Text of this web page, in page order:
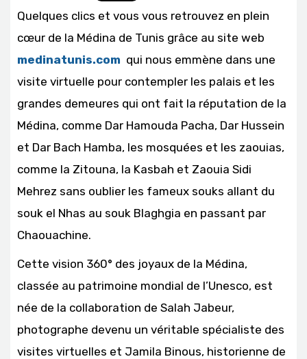
Quelques clics et vous vous retrouvez en plein
cœur de la Médina de Tunis grâce au site web
medinatunis.com qui nous emmène dans une
visite virtuelle pour contempler les palais et les
grandes demeures qui ont fait la réputation de la
Médina, comme Dar Hamouda Pacha, Dar Hussein
et Dar Bach Hamba, les mosquées et les zaouias,
comme la Zitouna, la Kasbah et Zaouia Sidi
Mehrez sans oublier les fameux souks allant du
souk el Nhas au souk Blaghgia en passant par
Chaouachine.
Cette vision 360° des joyaux de la Médina,
classée au patrimoine mondial de l’Unesco, est
née de la collaboration de Salah Jabeur,
photographe devenu un véritable spécialiste des
visites virtuelles et Jamila Binous, historienne de